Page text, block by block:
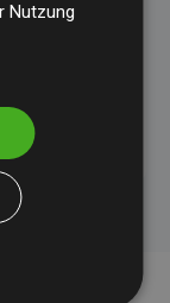
Nutzung